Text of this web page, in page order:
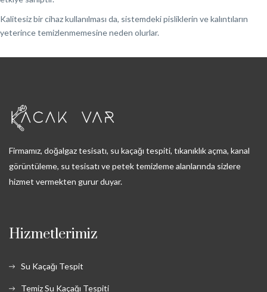
Kalitesiz bir cihaz kullanılması da, sistemdeki pisliklerin ve kalıntıların
yeterince temizlenmemesine neden olurlar.
Firmamız, doğalgaz tesisatı, su kaçağı tespiti, tıkanıklık açma, kanal
görüntüleme, su tesisatı ve petek temizleme alanlarında sizlere
hizmet vermekten gurur duyar.
Hizmetlerimiz
Su Kaçağı Tespit
Temiz Su Kaçağı Tespiti